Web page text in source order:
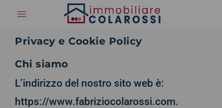
Privacy e Cookie Policy
Chi siamo
L’indirizzo del nostro sito web è:
https://www.fabriziocolarossi.com.